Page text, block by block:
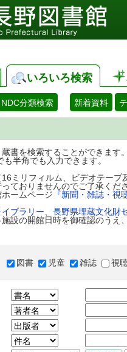
いろいろ検索
NDC分類検索 新着資料
書を検索することができます。
半角でも入力できます。
ミリフィルム、ビデオテープ
ておりませんのでご了承くださ
ームページ 『新聞・雑誌・視
ブラリー
長野県埋蔵文化財
設の開館日時を御確認のうえ
図書 児童 雑誌 視